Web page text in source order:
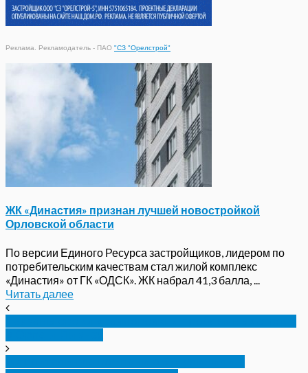
Реклама. Рекламодатель - ПАО "СЗ "Орелстрой"
ЖК «Династия» признан лучшей новостройкой
Орловской области
По версии Единого Ресурса застройщиков, лидером по
потребительским качествам стал жилой комплекс
«Династия» от ГК «ОДСК». ЖК набрал 41,3 балла, ...
Читать далее